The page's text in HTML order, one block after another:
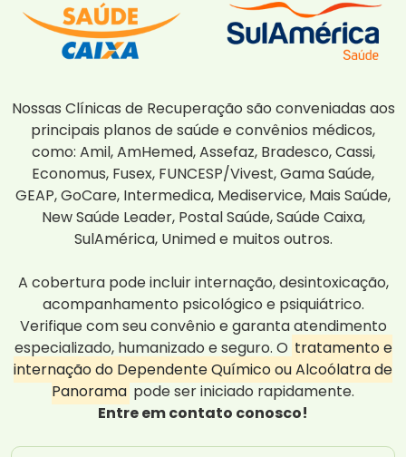
Nossas Clínicas de Recuperação são conveniadas aos
principais planos de saúde e convênios médicos,
como: Amil, AmHemed, Assefaz, Bradesco, Cassi,
Economus, Fusex, FUNCESP/Vivest, Gama Saúde,
GEAP, GoCare, Intermedica, Mediservice, Mais Saúde,
New Saúde Leader, Postal Saúde, Saúde Caixa,
SulAmérica, Unimed e muitos outros.
A cobertura pode incluir internação, desintoxicação,
acompanhamento psicológico e psiquiátrico.
Verifique com seu convênio e garanta atendimento
especializado, humanizado e seguro. O tratamento e
internação do Dependente Químico ou Alcoólatra de
Panorama pode ser iniciado rapidamente.
Entre em contato conosco!